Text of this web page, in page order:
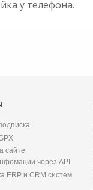
у телефона.
сайте
через API
ERP и CRM систем